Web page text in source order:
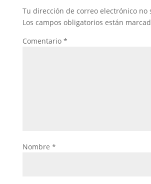
Tu dirección de correo electrónico no
Los campos obligatorios están
Comentario *
Nombre *